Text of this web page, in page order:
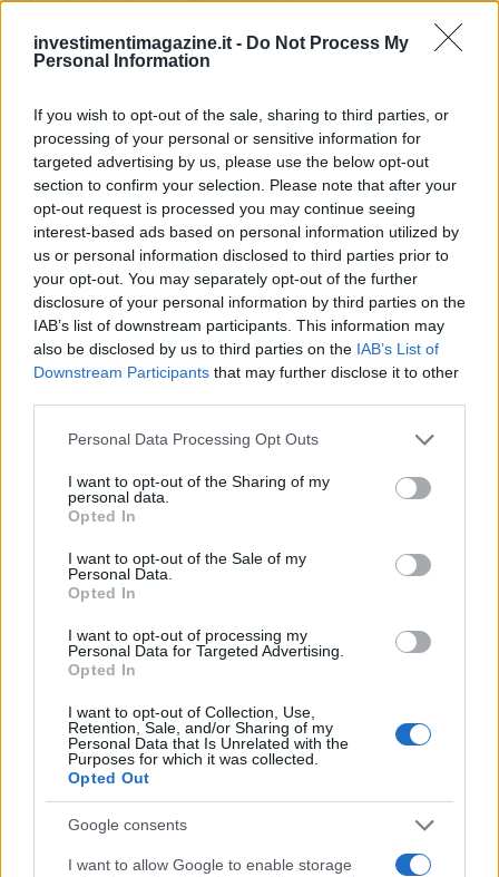
investimentimagazine.it - Do Not Process My
Personal Information
If you wish to opt-out of the sale, sharing to third parties, or
processing of your personal or sensitive information for
targeted advertising by us, please use the below opt-out
section to confirm your selection. Please note that after your
opt-out request is processed you may continue seeing
interest-based ads based on personal information utilized by
us or personal information disclosed to third parties prior to
your opt-out. You may separately opt-out of the further
disclosure of your personal information by third parties on the
IAB’s list of downstream participants. This information may
also be disclosed by us to third parties on the IAB’s List of
Downstream Participants that may further disclose it to other
Please note that this website/app uses one or more Google
not limited to your visit or usage behaviour. You may click to
grant or deny consent to Google and its third-party tags to
use your data for below specified purposes in below Google
consent section.
Personal Data Processing Opt Outs
I want to opt-out of the Sharing of my
personal data.
Opted In
I want to opt-out of the Sale of my
Personal Data.
Opted In
I want to opt-out of processing my
Personal Data for Targeted Advertising.
Opted In
I want to opt-out of Collection, Use,
Retention, Sale, and/or Sharing of my
Personal Data that Is Unrelated with the
Purposes for which it was collected.
Opted Out
Google consents
I want to allow Google to enable storage
Petrolio in calo: Brent a 88.9 dollari, ribassi diffusi tra le
materie prime
Andrea Innocenti · 6 Ago 2026
Andrea Innocenti · 5 Ago 2026